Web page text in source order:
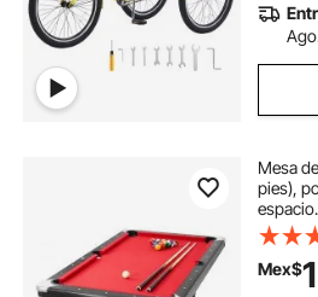
Mesa
pies),
y
rojo.
familiar,
Mex$